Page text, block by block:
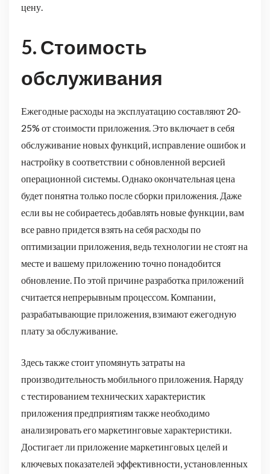
цену.
5. Стоимость
обслуживания
Ежегодные расходы на эксплуатацию составляют 20-
25% от стоимости приложения. Это включает в себя
обслуживание новых функций, исправление ошибок и
настройку в соответствии с обновленной версией
операционной системы. Однако окончательная цена
будет понятна только после сборки приложения. Даже
если вы не собираетесь добавлять новые функции, вам
все равно придется взять на себя расходы по
оптимизации приложения, ведь технологии не стоят на
месте и вашему приложению точно понадобится
обновление. По этой причине разработка приложений
считается непрерывным процессом. Компании,
разрабатывающие приложения, взимают ежегодную
плату за обслуживание.
Здесь также стоит упомянуть затраты на
производительность мобильного приложения. Наряду
с тестированием технических характеристик
приложения предприятиям также необходимо
анализировать его маркетинговые характеристики.
Достигает ли приложение маркетинговых целей и
ключевых показателей эффективности, установленных